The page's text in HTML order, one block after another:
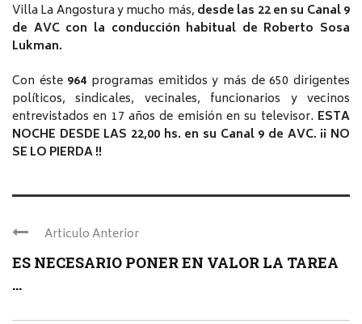
Villa La Angostura y mucho más, desde las 22 en su Canal 9
de AVC con la conducción habitual de Roberto Sosa
Lukman.
Con éste 964 programas emitidos y más de 650 dirigentes
políticos, sindicales, vecinales, funcionarios y vecinos
entrevistados en 17 años de emisión en su televisor. ESTA
NOCHE DESDE LAS 22,00 hs. en su Canal 9 de AVC. ¡¡ NO
SE LO PIERDA !!
Articulo Anterior
ES NECESARIO PONER EN VALOR LA TAREA
...